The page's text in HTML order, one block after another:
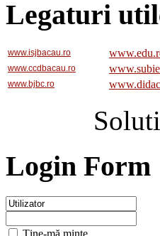
Legaturi
www.isjbacau.ro
www.ccdbacau.ro
www.bjbc.ro
Login Form
Ţine-mă minte